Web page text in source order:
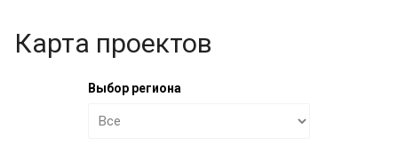
Карта проектов
Выбор региона